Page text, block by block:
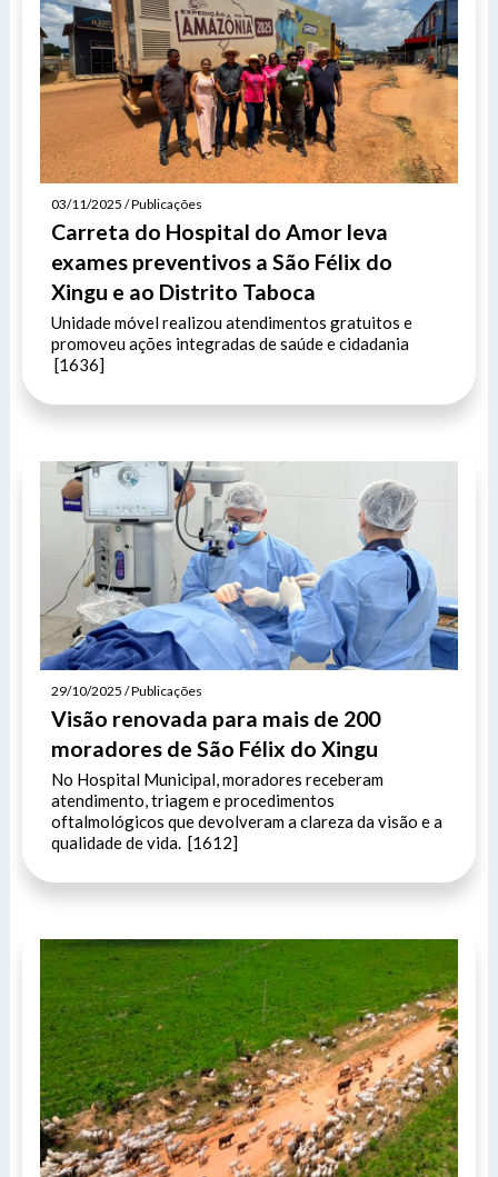
03/11/2025 / Publicações
Carreta do Hospital do Amor leva
exames preventivos a São Félix do
Xingu e ao Distrito Taboca
Unidade móvel realizou atendimentos gratuitos e
promoveu ações integradas de saúde e cidadania
[1636]
29/10/2025 / Publicações
Visão renovada para mais de 200
moradores de São Félix do Xingu
No Hospital Municipal, moradores receberam
atendimento, triagem e procedimentos
oftalmológicos que devolveram a clareza da visão e a
qualidade de vida. [1612]